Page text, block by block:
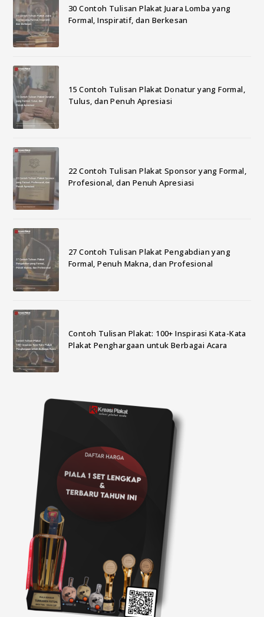
30 Contoh Tulisan Plakat Juara Lomba yang
Formal, Inspiratif, dan Berkesan
15 Contoh Tulisan Plakat Donatur yang Formal,
Tulus, dan Penuh Apresiasi
22 Contoh Tulisan Plakat Sponsor yang Formal,
Profesional, dan Penuh Apresiasi
27 Contoh Tulisan Plakat Pengabdian yang
Formal, Penuh Makna, dan Profesional
Contoh Tulisan Plakat: 100+ Inspirasi Kata-Kata
Plakat Penghargaan untuk Berbagai Acara